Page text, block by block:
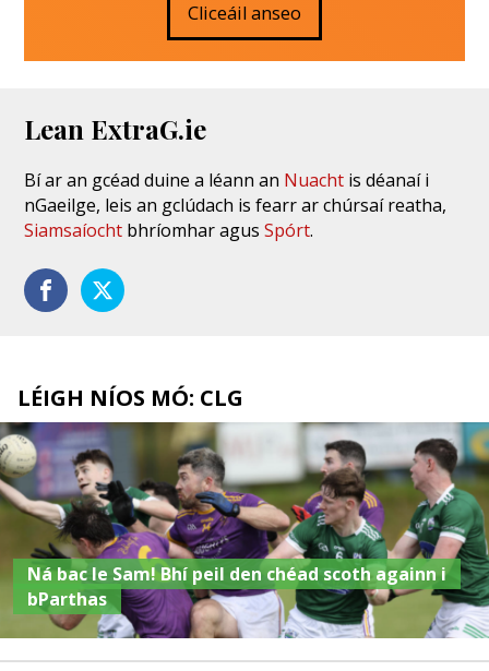
Cliceáil anseo
Lean ExtraG.ie
Bí ar an gcéad duine a léann an Nuacht is déanaí i
nGaeilge, leis an gclúdach is fearr ar chúrsaí reatha,
Siamsaíocht bhríomhar agusSpórt.
LÉIGH NÍOS MÓ: CLG
Ná bac le Sam! Bhí peil den chéad scoth againn i
bParthas